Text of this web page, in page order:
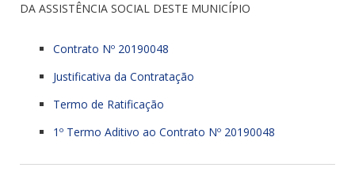
DA ASSISTÊNCIA SOCIAL DESTE MUNICÍPIO
Contrato Nº 20190048
Justificativa da Contratação
Termo de Ratificação
1º Termo Aditivo ao Contrato Nº 20190048